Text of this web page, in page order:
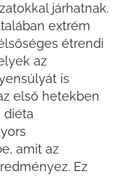
járhatnak.
extrém
étrendi
az
is
első hetekben
diéta
amit az
Ez